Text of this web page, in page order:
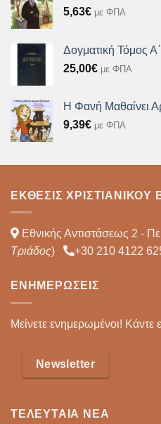
5,63€ με ΦΠΑ
Δογματική Τόμος Α΄
25,00€ με ΦΠΑ
Η Φανή Μαθαίνει
9,39€ με ΦΠΑ
ΈΚΘΕΣΙΣ ΧΡΙΣΤΙΑΝΙΚΟΎ
Εθνικής Αντιστάσεως 2 -
Τριάδος) +30 210 4122
ΕΝΗΜΕΡΏΣΕΙΣ
Μείνετε ενημερωμένοι!
Newsletter
ΤΕΛΕΥΤΑΊΑ ΝΈΑ